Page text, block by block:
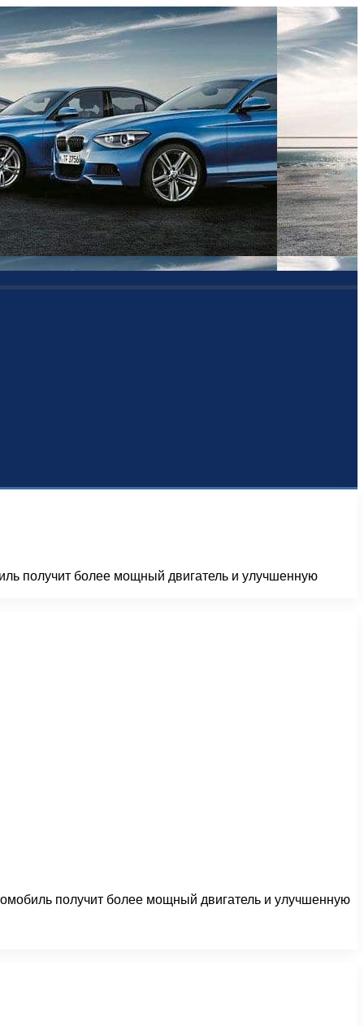
получит более мощный двигатель и улучшенную
получит более мощный двигатель и улучшенную